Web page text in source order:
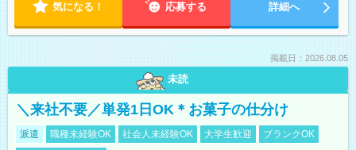
気になる！ 応募する 詳細へ
掲載日：2026.08.05
未読
＼来社不要／単発1日OK＊お菓子の仕分け
派遣 職種未経験OK 社会人未経験OK 大学生歓迎
ブランクOK